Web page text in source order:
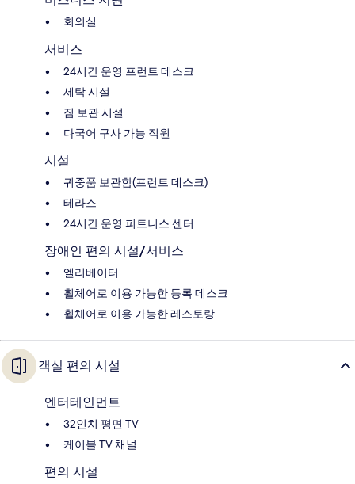
회의실
서비스
24시간 운영 프런트 데스크
세탁 시설
짐 보관 시설
다국어 구사 가능 직원
시설
귀중품 보관함(프런트 데스크)
테라스
24시간 운영 피트니스 센터
장애인 편의 시설/서비스
엘리베이터
휠체어로 이용 가능한 등록 데스크
휠체어로 이용 가능한 레스토랑
객실 편의 시설
엔터테인먼트
32인치 평면 TV
케이블 TV 채널
편의 시설